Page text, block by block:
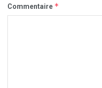
Commentaire *